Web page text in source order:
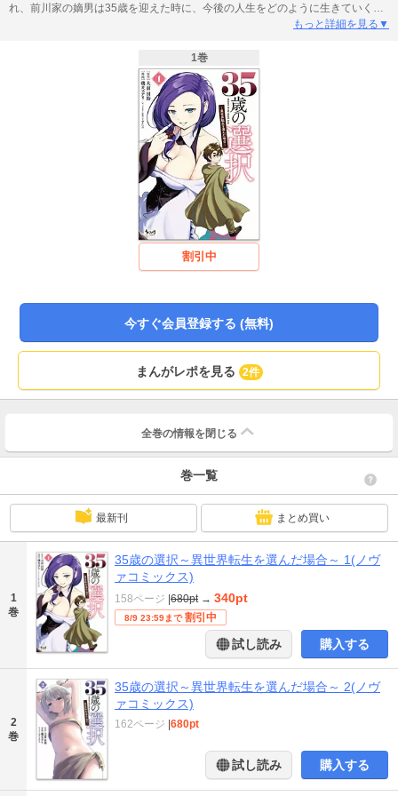
れ、前川家の嫡男は35歳を迎えた時に、今後の人生をどのように生きていくか
3つの選択肢から選べると告げる。1つ目は「このまま生きる( 超能力のおまけ
魔法の異世界に若者として転生」。悩んだ末に大吉が選んだのは、剣と魔法の
異世界で生きていくという道だった！オルギスノベルで人気のタイトル、つい
もっと詳細を見る▼
1巻
割引中
今すぐ会員登録する (無料)
まんがレポを見る 2件
全巻の情報を 閉じる
巻一覧
最新刊 まとめ買い
1
巻
35歳の選択～異世界転生を選んだ場合～ 1(ノヴ
ァコミックス)
158ページ |680pt → 340pt
8/9 23:59まで 割引中
試し読み 購入する
2
巻
35歳の選択～異世界転生を選んだ場合～ 2(ノヴ
ァコミックス)
162ページ |680pt
試し読み 購入する